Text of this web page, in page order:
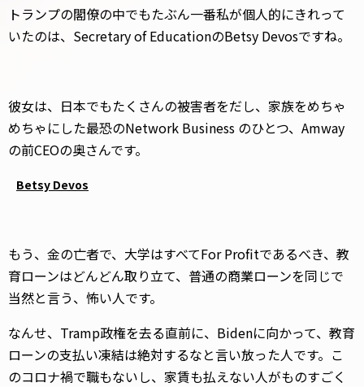
トランプの閣僚の中でもたぶん一番私が個人的にきれって
いたのは、Secretary of EducationのBetsy Devosですね。
彼女は、日本でもたくさんの被害者をだし、家族をめちゃ
めちゃにした最恐のNetwork Business のひとつ、Amway
の前CEOの奥さんです。
Betsy Devos
もう、金の亡者で、大学はすべてFor Profitであるべき、教
育ローンはどんどん取り立て、普通の商業ローンを同じで
当然と言う、怖い人です。
なんせ、Tramp政権を去る直前に、Bidenに向かって、教育
ローンの支払い凍結は絶対するなと言い放った人です。こ
のコロナ禍で職もないし、家賃も払えない人がものすごく